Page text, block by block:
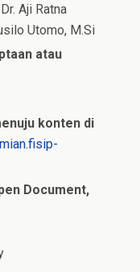
Aji Ratna
Utomo, M.Si
atau
konten di
Document,